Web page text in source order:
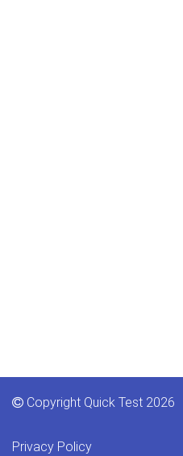
Copyright Quick Test 2026
Privacy Policy